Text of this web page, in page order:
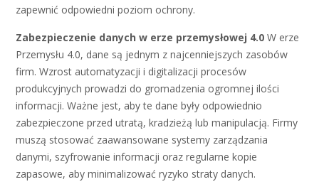
zapewnić odpowiedni poziom ochrony.
Zabezpieczenie danych w erze przemysłowej 4.0 W erze
Przemysłu 4.0, dane są jednym z najcenniejszych zasobów
firm. Wzrost automatyzacji i digitalizacji procesów
produkcyjnych prowadzi do gromadzenia ogromnej ilości
informacji. Ważne jest, aby te dane były odpowiednio
zabezpieczone przed utratą, kradzieżą lub manipulacją. Firmy
muszą stosować zaawansowane systemy zarządzania
danymi, szyfrowanie informacji oraz regularne kopie
zapasowe, aby minimalizować ryzyko straty danych.